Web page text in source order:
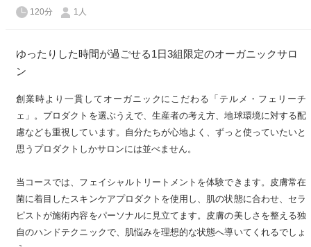
120分 1人
ゆったりした時間が過ごせる1日3組限定のオーガニックサロ
ン
創業時より一貫してオーガニックにこだわる「テルメ・フェリーチ
ェ」。プロダクトを選ぶうえで、生産者の考え方、地球環境に対する配
慮なども重視しています。自分たちが心地よく、ずっと使っていたいと
思うプロダクトしかサロンには並べません。
当コースでは、フェイシャルトリートメントを体験できます。皮膚常在
菌に着目したスキンケアプロダクトを使用し、肌の状態に合わせ、セラ
ピストが施術内容をパーソナルに見立てます。皮膚の美しさを整える独
自のハンドテクニックで、肌悩みを理想的な状態へ導いてくれるでしょ